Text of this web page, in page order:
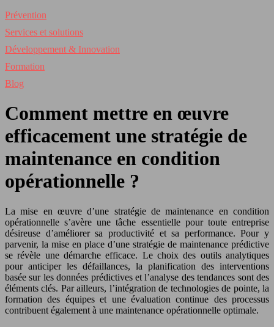
Prévention
Services et solutions
Développement & Innovation
Formation
Blog
Comment mettre en œuvre
efficacement une stratégie de
maintenance en condition
opérationnelle ?
La mise en œuvre d’une stratégie de maintenance en condition
opérationnelle s’avère une tâche essentielle pour toute entreprise
désireuse d’améliorer sa productivité et sa performance. Pour y
parvenir, la mise en place d’une stratégie de maintenance prédictive
se révèle une démarche efficace. Le choix des outils analytiques
pour anticiper les défaillances, la planification des interventions
basée sur les données prédictives et l’analyse des tendances sont des
éléments clés. Par ailleurs, l’intégration de technologies de pointe, la
formation des équipes et une évaluation continue des processus
contribuent également à une maintenance opérationnelle optimale.